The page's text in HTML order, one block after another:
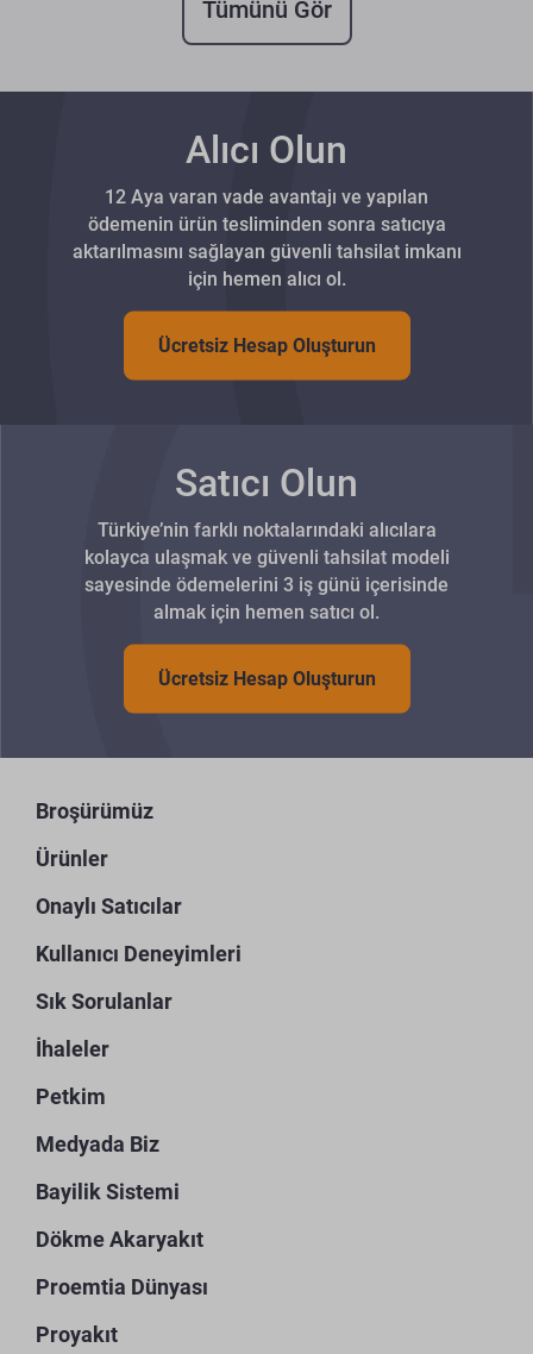
Tümünü Gör
Alıcı Olun
12 Aya varan vade avantajı ve yapılan
ödemenin ürün tesliminden sonra satıcıya
aktarılmasını sağlayan güvenli tahsilat imkanı
için hemen alıcı ol.
Ücretsiz Hesap Oluşturun
Satıcı Olun
Türkiye’nin farklı noktalarındaki alıcılara
kolayca ulaşmak ve güvenli tahsilat modeli
sayesinde ödemelerini 3 iş günü içerisinde
almak için hemen satıcı ol.
Ücretsiz Hesap Oluşturun
Broşürümüz
Ürünler
Onaylı Satıcılar
Kullanıcı Deneyimleri
Sık Sorulanlar
İhaleler
Petkim
Medyada Biz
Bayilik Sistemi
Dökme Akaryakıt
Proemtia Dünyası
Proyakıt